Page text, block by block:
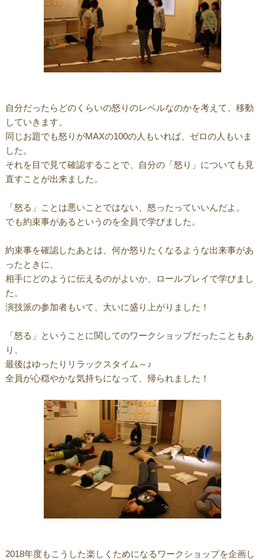
自分だったらどのくらいの怒りのレベルなのかを考えて、移動
していきます。
同じお題でも怒りがMAXの100の人もいれば、ゼロの人もいま
した。
それを目で見て確認することで、自分の「怒り」についても見
直すことが出来ました。
「怒る」ことは悪いことではない、怒ったっていいんだよ。
でも約束事があるというのを全員で学びました。
約束事を確認したあとは、何か怒りたくなるような出来事があ
ったときに、
相手にどのように伝えるのがよいか、ロールプレイで学びまし
た。
演技派の参加者もいて、大いに盛り上がりました！
「怒る」ということに関してのワークショップだったこともあ
り、
最後はゆったりリラックスタイム～♪
全員が心穏やかな気持ちになって、帰られました！
2018年度もこうした楽しくためになるワークショップを企画し